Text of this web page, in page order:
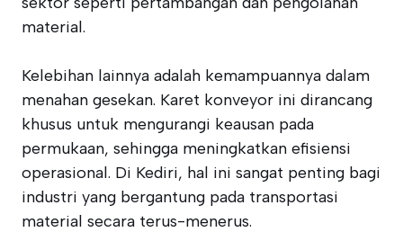
material.
Kelebihan lainnya adalah kemampuannya dalam
menahan gesekan. Karet konveyor ini dirancang
khusus untuk mengurangi keausan pada
permukaan, sehingga meningkatkan efisiensi
operasional. Di Kediri, hal ini sangat penting bagi
industri yang bergantung pada transportasi
material secara terus-menerus.